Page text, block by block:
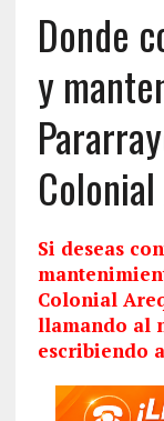
Donde
y
Si deseas
Colonial
llamando al
escribiendo